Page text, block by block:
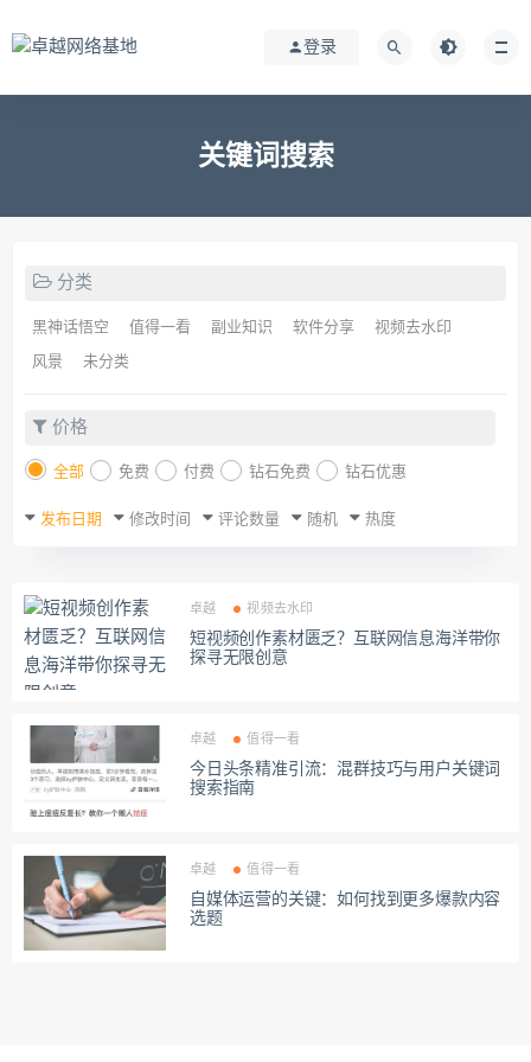
登录
关键词搜索
分类
黑神话悟空 值得一看 副业知识 软件分享 视频去水印
风景 未分类
价格
全部 免费 付费 钻石免费 钻石优惠
发布日期 修改时间 评论数量 随机 热度
卓越 视频去水印
短视频创作素材匮乏？互联网信息海洋带你
探寻无限创意
卓越 值得一看
今日头条精准引流：混群技巧与用户关键词
搜索指南
卓越 值得一看
自媒体运营的关键：如何找到更多爆款内容
选题